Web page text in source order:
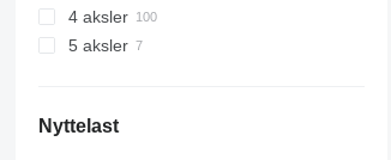
4 aksler
5 aksler
Nyttelast